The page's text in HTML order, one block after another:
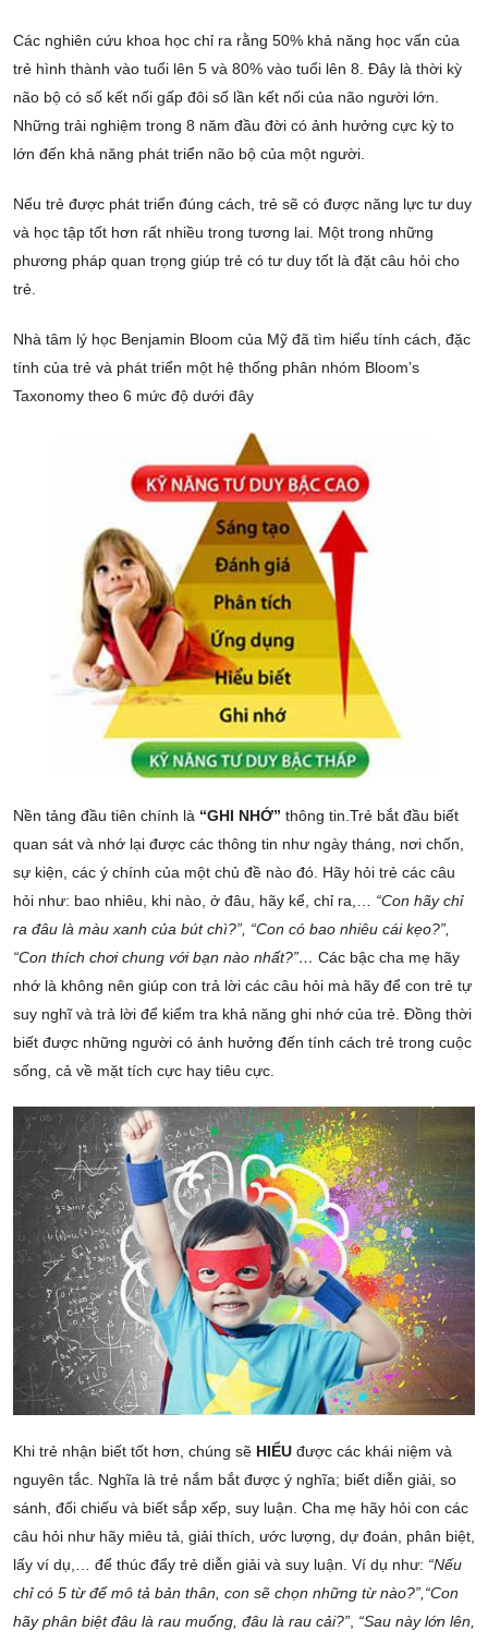
Các nghiên cứu khoa học chỉ ra rằng 50% khả năng học vấn của
trẻ hình thành vào tuổi lên 5 và 80% vào tuổi lên 8. Đây là thời kỳ
não bộ có số kết nối gấp đôi số lần kết nối của não người lớn.
Những trải nghiệm trong 8 năm đầu đời có ảnh hưởng cực kỳ to
lớn đến khả năng phát triển não bộ của một người.
Nếu trẻ được phát triển đúng cách, trẻ sẽ có được năng lực tư duy
và học tập tốt hơn rất nhiều trong tương lai. Một trong những
phương pháp quan trọng giúp trẻ có tư duy tốt là đặt câu hỏi cho
trẻ.
Nhà tâm lý học Benjamin Bloom của Mỹ đã tìm hiểu tính cách, đặc
tính của trẻ và phát triển một hệ thống phân nhóm Bloom’s
Taxonomy theo 6 mức độ dưới đây
Nền tảng đầu tiên chính là “GHI NHỚ” thông tin.Trẻ bắt đầu biết
quan sát và nhớ lại được các thông tin như ngày tháng, nơi chốn,
sự kiện, các ý chính của một chủ đề nào đó. Hãy hỏi trẻ các câu
hỏi như: bao nhiêu, khi nào, ở đâu, hãy kể, chỉ ra,… “Con hãy chỉ
ra đâu là màu xanh của bút chì?”, “Con có bao nhiêu cái kẹo?”,
“Con thích chơi chung với bạn nào nhất?”… Các bậc cha mẹ hãy
nhớ là không nên giúp con trả lời các câu hỏi mà hãy để con trẻ tự
suy nghĩ và trả lời để kiểm tra khả năng ghi nhớ của trẻ. Đồng thời
biết được những người có ảnh hưởng đến tính cách trẻ trong cuộc
sống, cả về mặt tích cực hay tiêu cực.
Khi trẻ nhận biết tốt hơn, chúng sẽ HIỂU được các khái niệm và
nguyên tắc. Nghĩa là trẻ nắm bắt được ý nghĩa; biết diễn giải, so
sánh, đối chiếu và biết sắp xếp, suy luận. Cha mẹ hãy hỏi con các
câu hỏi như hãy miêu tả, giải thích, ước lượng, dự đoán, phân biệt,
lấy ví dụ,… để thúc đẩy trẻ diễn giải và suy luận. Ví dụ như: “Nếu
chỉ có 5 từ để mô tả bản thân, con sẽ chọn những từ nào?”,“Con
hãy phân biệt đâu là rau muống, đâu là rau cải?” “Sau này lớn lên,